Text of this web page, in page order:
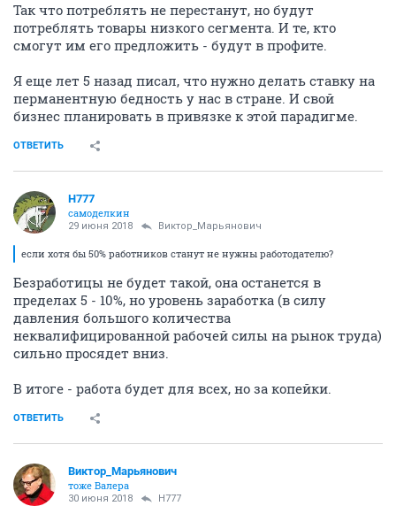
Так что потреблять не перестанут, но будут
потреблять товары низкого сегмента. И те, кто
смогут им его предложить - будут в профите.
Я еще лет 5 назад писал, что нужно делать ставку на
перманентную бедность у нас в стране. И свой
бизнес планировать в привязке к этой парадигме.
ОТВЕТИТЬ
H777
самоделкин
29 июня 2018 Виктор_Марьянович
если хотя бы 50% работников станут не нужны работодателю?
Безработицы не будет такой, она останется в
пределах 5 - 10%, но уровень заработка (в силу
давления большого количества
неквалифицированной рабочей силы на рынок труда)
сильно просядет вниз.
В итоге - работа будет для всех, но за копейки.
ОТВЕТИТЬ
Виктор_Марьянович
тоже Валера
30 июня 2018 H777